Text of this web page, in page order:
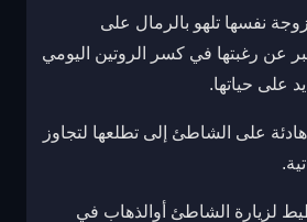
نفسها تلهو بالرمال على
عن رغبتها في كسر الروتين اليومي
على حياتها.
على الشاطئ إلى تطلعها لتجاوز
لزيارة الشاطئ أوالذهاب في